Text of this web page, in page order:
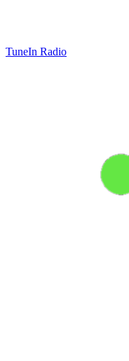
TuneIn Radio